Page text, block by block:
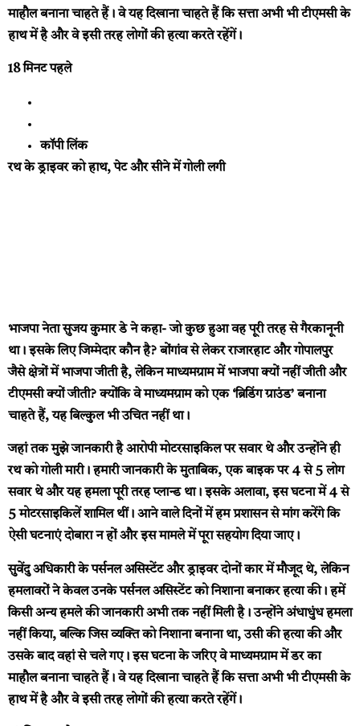
माहौल बनाना चाहते हैं। वे यह दिखाना चाहते हैं कि सत्ता अभी भी टीएमसी के
हाथ में है और वे इसी तरह लोगों की हत्या करते रहेंगें।
18 मिनट पहले
कॉपी लिंक
रथ के ड्राइवर को हाथ, पेट और सीने में गोली लगी
भाजपा नेता सुजय कुमार डे ने कहा- जो कुछ हुआ वह पूरी तरह से गैरकानूनी
था। इसके लिए जिम्मेदार कौन है? बोंगांव से लेकर राजारहाट और गोपालपुर
जैसे क्षेत्रों में भाजपा जीती है, लेकिन माध्यमग्राम में भाजपा क्यों नहीं जीती और
टीएमसी क्यों जीती? क्योंकि वे माध्यमग्राम को एक ‘ब्रिडिंग ग्राउंड’ बनाना
चाहते हैं, यह बिल्कुल भी उचित नहीं था।
जहां तक मुझे जानकारी है आरोपी मोटरसाइकिल पर सवार थे और उन्होंने ही
रथ को गोली मारी। हमारी जानकारी के मुताबिक, एक बाइक पर 4 से 5 लोग
सवार थे और यह हमला पूरी तरह प्लान्ड था। इसके अलावा, इस घटना में 4 से
5 मोटरसाइकिलें शामिल थीं। आने वाले दिनों में हम प्रशासन से मांग करेंगे कि
ऐसी घटनाएं दोबारा न हों और इस मामले में पूरा सहयोग दिया जाए।
सुवेंदु अधिकारी के पर्सनल असिस्टेंट और ड्राइवर दोनों कार में मौजूद थे, लेकिन
हमलावरों ने केवल उनके पर्सनल असिस्टेंट को निशाना बनाकर हत्या की। हमें
किसी अन्य हमले की जानकारी अभी तक नहीं मिली है। उन्होंने अंधाधुंध हमला
नहीं किया, बल्कि जिस व्यक्ति को निशाना बनाना था, उसी की हत्या की और
उसके बाद वहां से चले गए। इस घटना के जरिए वे माध्यमग्राम में डर का
माहौल बनाना चाहते हैं। वे यह दिखाना चाहते हैं कि सत्ता अभी भी टीएमसी के
हाथ में है और वे इसी तरह लोगों की हत्या करते रहेंगें।